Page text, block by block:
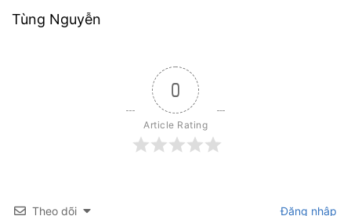
Tùng Nguyễn
0
Article Rating
Theo dõi Đăng nhập